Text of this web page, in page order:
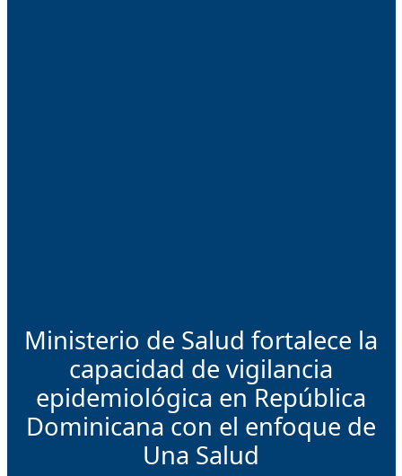
Ministerio de Salud fortalece la
capacidad de vigilancia
epidemiológica en República
Dominicana con el enfoque de
Una Salud